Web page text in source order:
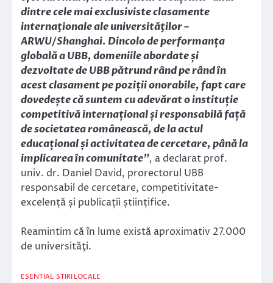
dintre cele mai exclusiviste clasamente
internaţionale ale universităţilor –
ARWU/Shanghai. Dincolo de performanța
globală a UBB, domeniile abordate și
dezvoltate de UBB pătrund rând pe rând în
acest clasament pe poziții onorabile, fapt care
dovedește că suntem cu adevărat o instituție
competitivă internațional și responsabilă față
de societatea românească, de la actul
educațional și activitatea de cercetare, până la
implicarea în comunitate”, a declarat prof.
univ. dr. Daniel David, prorectorul UBB
responsabil de cercetare, competitivitate-
excelență și publicații științifice.
Reamintim că în lume există aproximativ 27.000
de universităţi.
ESENTIAL STIRI LOCALE